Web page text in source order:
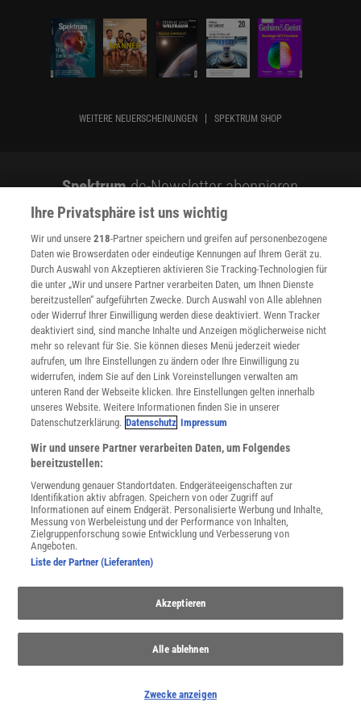
WEITERE NEUERSCHEINUNGEN SPEKTRUM SHOP
Spektrum.de-Newsletter abonnieren
JETZT ANMELDEN!
Sie können unsere Newsletter jederzeit wieder abbestellen. Infos zu unserem Umgang
mit Ihren personenbezogenen Daten finden Sie in unserer
Datenschutzerklärung
SERVICES
Newsletter
Kontakt
Spektrum Shop
Im Handel kaufen
Presse
INFO
Mediadaten
Datenschutz
Nutzungsbedingungen
Cookie-Einstellungen
Utiq verwalten
Nutzungsbasierte Onlinewerbung
Alle Artikel
WEITERE ANGEBOTE
Angebote für Institutionen
Ihre Privatsphäre ist uns wichtig
Wir und unsere218-Partner speichern und greifen auf personenbezogene
Daten wie Browserdaten oder eindeutige Kennungen auf Ihrem Gerät zu.
Durch Auswahl von Akzeptieren aktivieren Sie Tracking-Technologien für
die unter „Wir und unsere Partner verarbeiten Daten, um Ihnen Dienste
bereitzustellen“ aufgeführten Zwecke. Durch Auswahl von Alle ablehnen
oder Widerruf Ihrer Einwilligung werden diese deaktiviert. Wenn Tracker
deaktiviert sind, sind manche Inhalte und Anzeigen möglicherweise nicht
mehr so relevant für Sie. Sie können dieses Menü jederzeit wieder
aufrufen, um Ihre Einstellungen zu ändern oder Ihre Einwilligung zu
widerrufen, indem Sie auf den Link Voreinstellungen verwalten am
unteren Rand der Webseite klicken. Ihre Einstellungen gelten innerhalb
unseres Website. Weitere Informationen finden Sie in unserer
Datenschutzerklärung. Datenschutz Impressum
Wir und unsere Partner verarbeiten Daten, um Folgendes
bereitzustellen:
Verwendung genauer Standortdaten. Endgeräteeigenschaften zur
Identifikation aktiv abfragen. Speichern von oder Zugriff auf
Informationen auf einem Endgerät. Personalisierte Werbung und Inhalte,
Messung von Werbeleistung und der Performance von Inhalten,
Zielgruppenforschung sowie Entwicklung und Verbesserung von
Angeboten.
Liste der Partner (Lieferanten)
Akzeptieren
Alle ablehnen
Zwecke anzeigen